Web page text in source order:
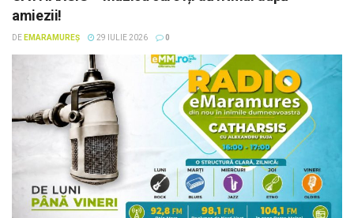
amiezii!
DE EMARAMUREȘ 29 IULIE 2026 0